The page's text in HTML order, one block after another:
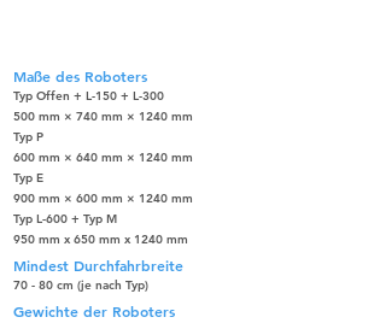
Maße des Roboters
Typ Offen + L-150 + L-300
500 mm × 740 mm × 1240 mm
Typ P
600 mm × 640 mm × 1240 mm
Typ E
900 mm × 600 mm × 1240 mm
Typ L-600 + Typ M
950 mm x 650 mm x 1240 mm
Mindest Durchfahrbreite
70 - 80 cm (je nach Typ)
Gewichte der Roboters